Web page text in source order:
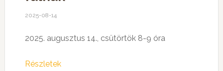
2025-08-14
2025. augusztus 14., csütörtök 8-9 óra
Részletek